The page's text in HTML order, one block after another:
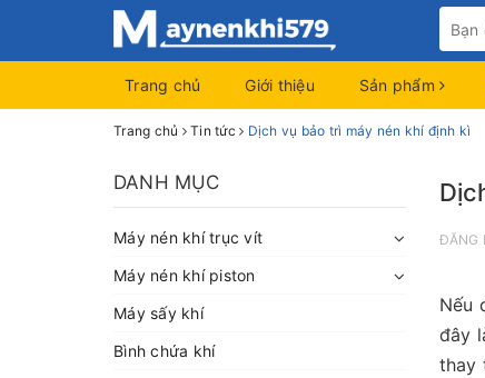
Trang chủ Giới thiệu Sản phẩm
Trang chủ Tin tức Dịch vụ bảo trì máy nén khí định kì
ĐĂNG
Nếu
đây
thay
DANH MỤC
Máy nén khí trục vít
Máy nén khí piston
Máy sấy khí
Bình chứa khí